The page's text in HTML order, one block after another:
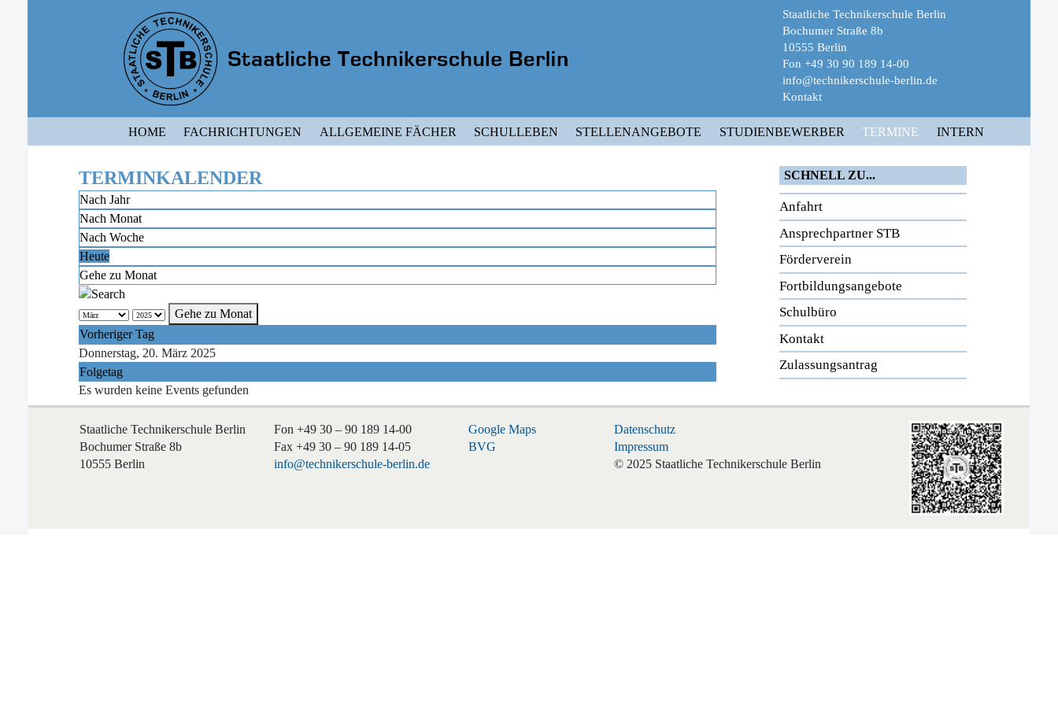
Staatliche Technikerschule Berlin
Bochumer Straße 8b
10555 Berlin
Fon +49 30 90 189 14-00
info@technikerschule-berlin.de
Kontakt
HOME FACHRICHTUNGEN ALLGEMEINE FÄCHER SCHULLEBEN STELLENANGEBOTE STUDIENBEWERBER TERMINE INTERN
TERMINKALENDER
Nach Jahr
Nach Monat
Nach Woche
Heute
Gehe zu Monat
Gehe zu Monat
Vorheriger Tag
Donnerstag, 20. März 2025
Folgetag
Es wurden keine Events gefunden
SCHNELL ZU...
Anfahrt
Ansprechpartner STB
Förderverein
Fortbildungsangebote
Schulbüro
Kontakt
Zulassungsantrag
Staatliche Technikerschule Berlin
Bochumer Straße 8b
10555 Berlin
Fon +49 30 – 90 189 14-00
Fax +49 30 – 90 189 14-05
info@technikerschule-berlin.de
Google Maps
BVG
Datenschutz
Impressum
© 2025 Staatliche Technikerschule Berlin